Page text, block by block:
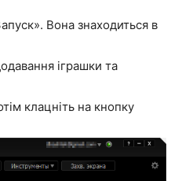
Вона знаходиться в
іграшки та
клацніть на кнопку